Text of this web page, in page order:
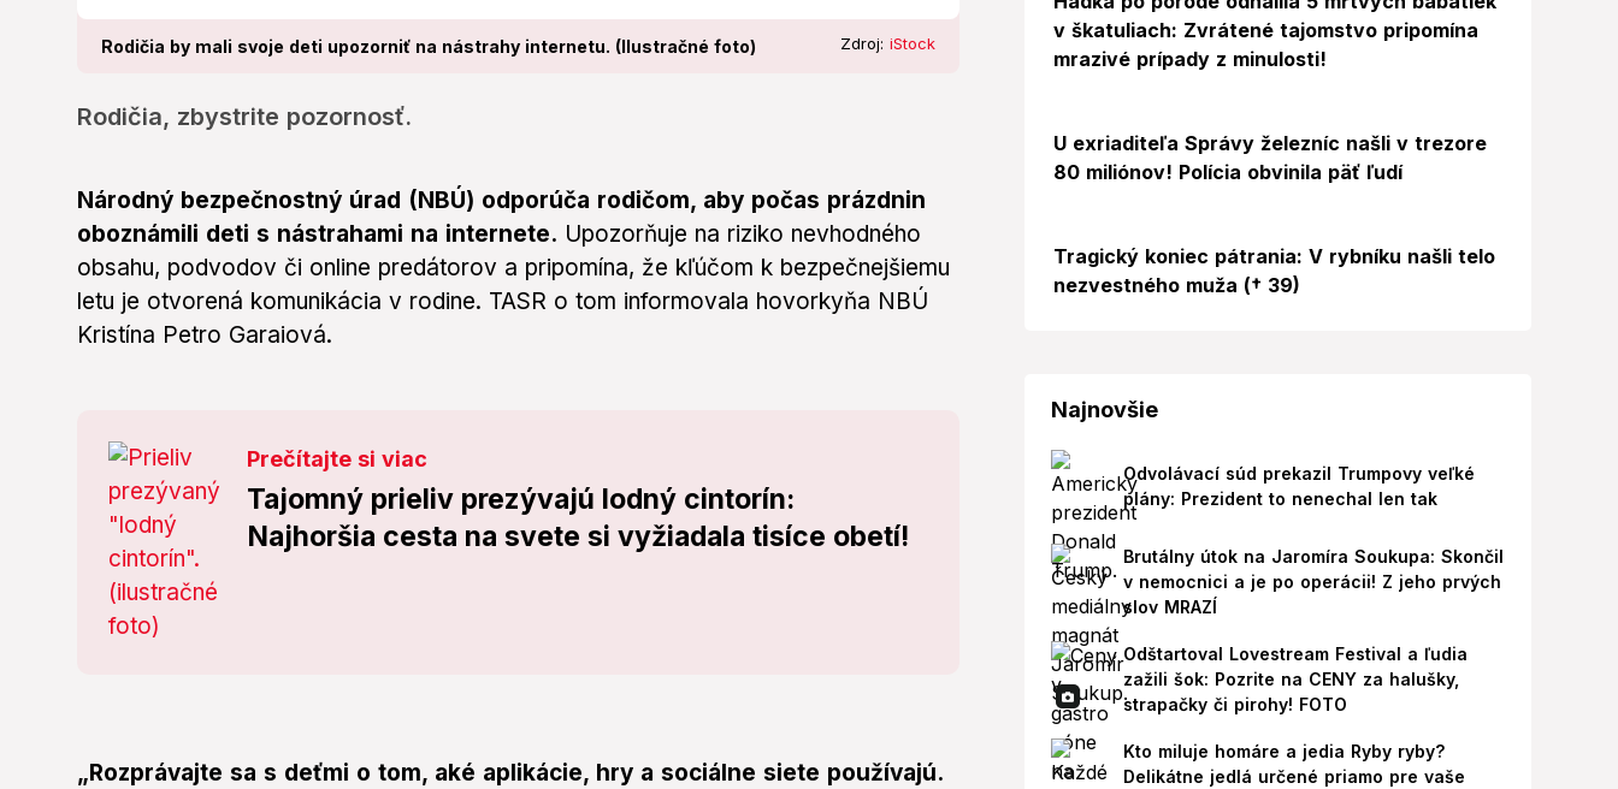
Rodičia by mali svoje deti upozorniť na nástrahy internetu. (Ilustračné foto) Zdroj: iStock
Rodičia, zbystrite pozornosť.
Národný bezpečnostný úrad (NBÚ) odporúča rodičom, aby počas prázdnin
oboznámili deti s nástrahami na internete. Upozorňuje na riziko nevhodného
obsahu, podvodov či online predátorov a pripomína, že kľúčom k bezpečnejšiemu
letu je otvorená komunikácia v rodine. TASR o tom informovala hovorkyňa NBÚ
Kristína Petro Garaiová.
Prečítajte si viac
Tajomný prieliv prezývajú lodný cintorín:
Najhoršia cesta na svete si vyžiadala tisíce obetí!
„Rozprávajte sa s deťmi o tom, aké aplikácie, hry a sociálne siete používajú.
v škatuliach: Zvrátené tajomstvo pripomína
mrazivé prípady z minulosti!
U exriaditeľa Správy železníc našli v trezore
80 miliónov! Polícia obvinila päť ľudí
Tragický koniec pátrania: V rybníku našli telo
nezvestného muža († 39)
Najnovšie
Odvolávací súd prekazil Trumpovy veľké
plány: Prezident to nenechal len tak
Brutálny útok na Jaromíra Soukupa: Skončil
v nemocnici a je po operácii! Z jeho prvých
slov MRAZÍ
Odštartoval Lovestream Festival a ľudia
zažili šok: Pozrite na CENY za halušky,
strapačky či pirohy! FOTO
Kto miluje homáre a jedia Ryby ryby?
Delikátne jedlá určené priamo pre vaše